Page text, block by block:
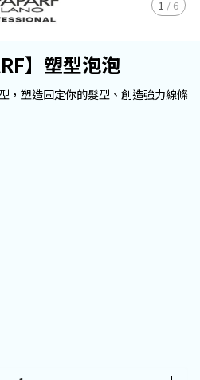
1 / 6
】塑型泡泡
，塑造固定你的髮型、創造強力線條